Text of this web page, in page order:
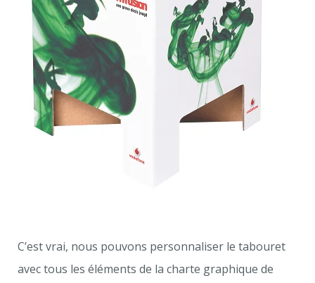
C’est vrai, nous pouvons personnaliser le tabouret
avec tous les éléments de la charte graphique de